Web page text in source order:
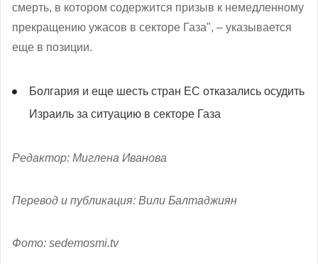
смерть, в котором содержится призыв к немедленному
прекращению ужасов в секторе Газа", – указывается
еще в позиции.
Болгария и еще шесть стран ЕС отказались осудить
Израиль за ситуацию в секторе Газа
Редактор: Миглена Иванова
Перевод и публикация: Вили Балтаджиян
Фото: sedemosmi.tv